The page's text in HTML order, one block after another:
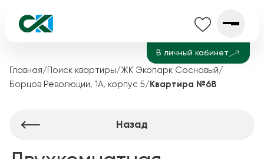
В личный кабинет
Главная/ Поиск квартиры/ЖК Экопарк Сосновый/
Борцов Революции, 1А, корпус 5/ Квартира №68
Назад